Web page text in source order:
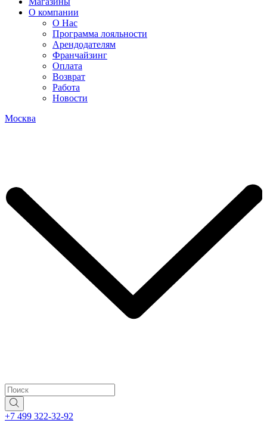
О компании
О Нас
Программа лояльности
Арендодателям
Франчайзинг
Оплата
Возврат
Работа
Новости
Москва
+7 499 322-32-92